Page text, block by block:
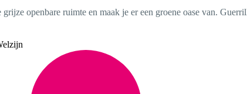
openbare ruimte en maak je er een groene oase van.